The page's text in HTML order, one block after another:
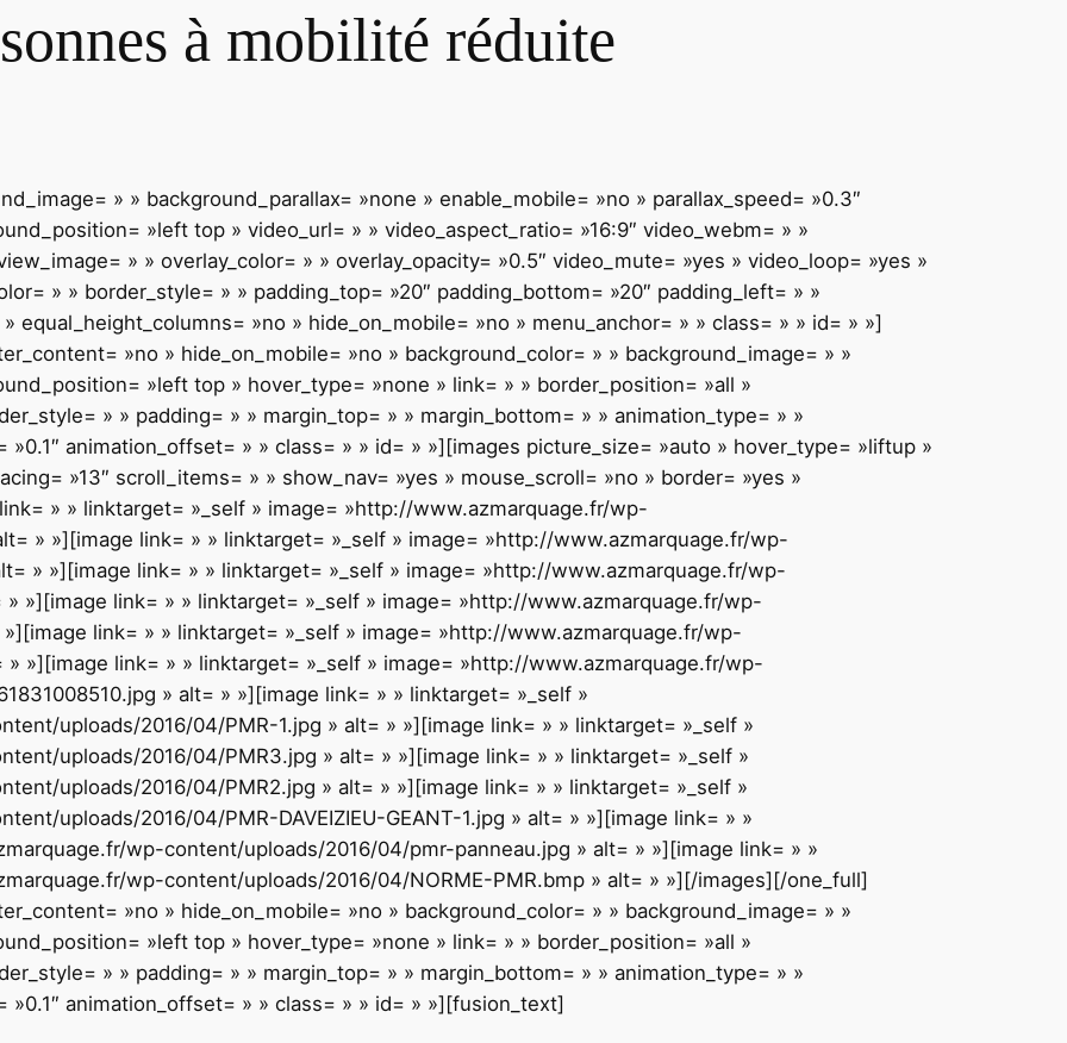
à mobilité réduite
» » background_parallax= »none » enable_mobile= »no » parallax_speed= »0.3″
»left top » video_url= » » video_aspect_ratio= »16:9″ video_webm= » »
» » overlay_color= » » overlay_opacity= »0.5″ video_mute= »yes » video_loop= »yes »
» » border_style= » » padding_top= »20″ padding_bottom= »20″ padding_left= » »
equal_height_columns= »no » hide_on_mobile= »no » menu_anchor= » » class= » » id= » »]
»no » hide_on_mobile= »no » background_color= » » background_image= » »
»left top » hover_type= »none » link= » » border_position= »all »
» » padding= » » margin_top= » » margin_bottom= » » animation_type= » »
animation_offset= » » class= » » id= » »][images picture_size= »auto » hover_type= »liftup »
»13″ scroll_items= » » show_nav= »yes » mouse_scroll= »no » border= »yes »
» » linktarget= »_self » image= »http://www.azmarquage.fr/wp-
» »][image link= » » linktarget= »_self » image= »http://www.azmarquage.fr/wp-
» »][image link= » » linktarget= »_self » image= »http://www.azmarquage.fr/wp-
»][image link= » » linktarget= »_self » image= »http://www.azmarquage.fr/wp-
link= » » linktarget= »_self » image= »http://www.azmarquage.fr/wp-
»][image link= » » linktarget= »_self » image= »http://www.azmarquage.fr/wp-
» alt= » »][image link= » » linktarget= »_self »
uploads/2016/04/PMR-1.jpg » alt= » »][image link= » » linktarget= »_self »
uploads/2016/04/PMR3.jpg » alt= » »][image link= » » linktarget= »_self »
uploads/2016/04/PMR2.jpg » alt= » »][image link= » » linktarget= »_self »
uploads/2016/04/PMR-DAVEIZIEU-GEANT-1.jpg » alt= » »][image link= » »
wp-content/uploads/2016/04/pmr-panneau.jpg » alt= » »][image link= » »
wp-content/uploads/2016/04/NORME-PMR.bmp » alt= » »][/images][/one_full]
»no » hide_on_mobile= »no » background_color= » » background_image= » »
»left top » hover_type= »none » link= » » border_position= »all »
» » padding= » » margin_top= » » margin_bottom= » » animation_type= » »
animation_offset= » » class= » » id= » »][fusion_text]